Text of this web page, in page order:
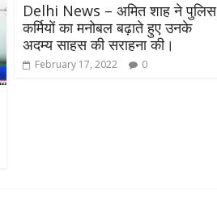
Delhi News – अमित शाह ने पुलिस
कर्मियों का मनोबल बढ़ाते हुए उनके
अदम्य साहस की सराहना की।
February 17, 2022 0